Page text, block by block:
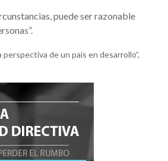
puede ser razonable
de un país en desarrollo”,